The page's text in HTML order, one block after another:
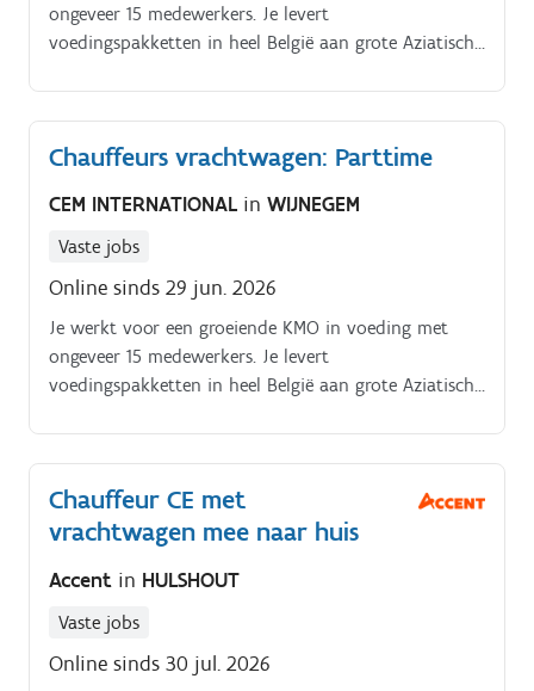
ongeveer 15 medewerkers. Je levert
voedingspakketten in heel België aan grote Aziatische
Chauffeurs vrachtwagen: Parttime
CEM INTERNATIONAL in WIJNEGEM
Vaste jobs
Online sinds 29 jun. 2026
Je werkt voor een groeiende KMO in voeding met
ongeveer 15 medewerkers. Je levert
voedingspakketten in heel België aan grote Aziatische
Chauffeur CE met
vrachtwagen mee naar huis
Accent in HULSHOUT
Vaste jobs
Online sinds 30 jul. 2026